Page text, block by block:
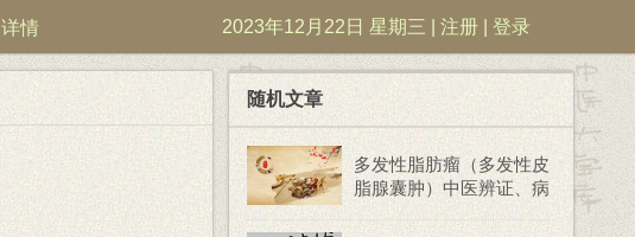
详情 2023年12月22日 星期三 | 注册 登录
随机文章
多发性脂肪瘤（多发性皮
脂腺囊肿）中医辨证、病